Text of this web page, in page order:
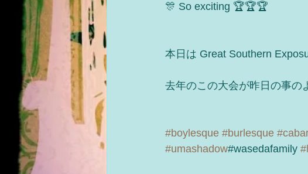
🎊 So exciting 🏆🏆🏆
本日は Great Southern
去年のこの大会が昨日の事の
#boylesque #burlesque
#umashadow#wasedafamily